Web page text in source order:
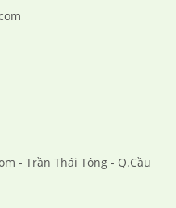
- Trần Thái Tông - Q.Cầu